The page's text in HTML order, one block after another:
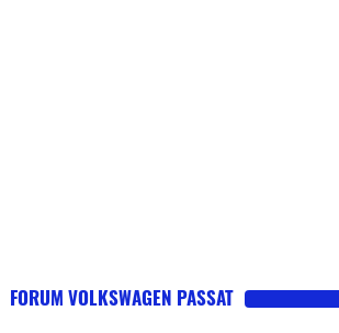
FORUM VOLKSWAGEN PASSAT